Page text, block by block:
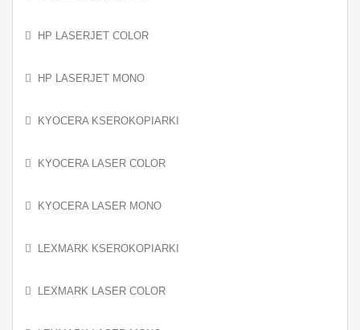
HP LASERJET COLOR
HP LASERJET MONO
KYOCERA KSEROKOPIARKI
KYOCERA LASER COLOR
KYOCERA LASER MONO
LEXMARK KSEROKOPIARKI
LEXMARK LASER COLOR